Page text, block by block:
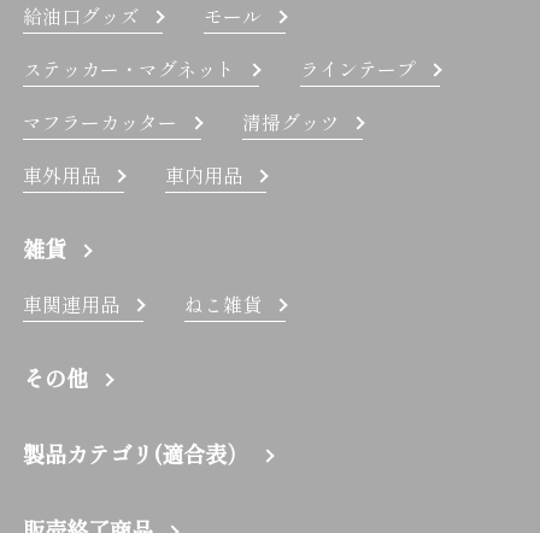
給油口グッズ
モール
ステッカー・マグネット
ラインテープ
マフラーカッター
清掃グッツ
車外用品
車内用品
雑貨
車関連用品 ねこ雑貨
その他
製品カテゴリ(適合表）